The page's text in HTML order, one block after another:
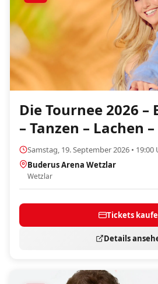
Die Tournee 2026 –
– Tanzen – Lachen
Samstag, 19. September 2026 • 19:00
Buderus Arena Wetzlar
Wetzlar
Tickets
Details